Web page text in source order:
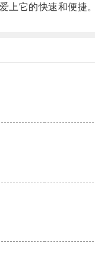
它的快速和便捷。